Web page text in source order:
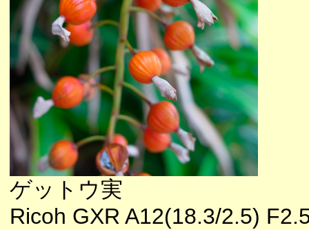
ゲットウ実
Ricoh GXR A12(18.3/2.5)